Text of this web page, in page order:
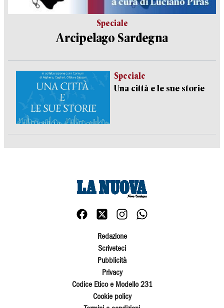
Speciale
Arcipelago Sardegna
Speciale
Una città e le sue storie
Redazione
Scriveteci
Pubblicità
Privacy
Codice Etico e Modello 231
Cookie policy